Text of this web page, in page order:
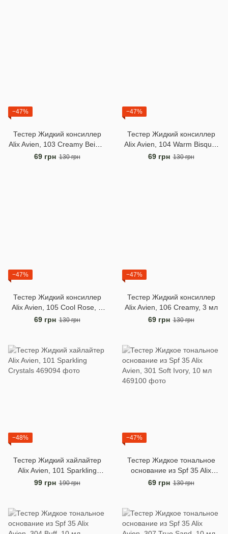
−47%
Тестер Жидкий консиллер
Alix Avien, 103 Creamy Beige,
3 мл
69 грн 130 грн
−47%
Тестер Жидкий консиллер
Alix Avien, 104 Warm Bisque,
3 мл
69 грн 130 грн
−47%
Тестер Жидкий консиллер
Alix Avien, 105 Cool Rose, 3
мл
69 грн 130 грн
−47%
Тестер Жидкий консиллер
Alix Avien, 106 Creamy, 3 мл
69 грн 130 грн
−48%
Тестер Жидкий хайлайтер
Alix Avien, 101 Sparkling
Crystals
99 грн 190 грн
−47%
Тестер Жидкое тональное
основание из Spf 35 Alix
Avien, 301 Soft Ivory, 10 мл
69 грн 130 грн